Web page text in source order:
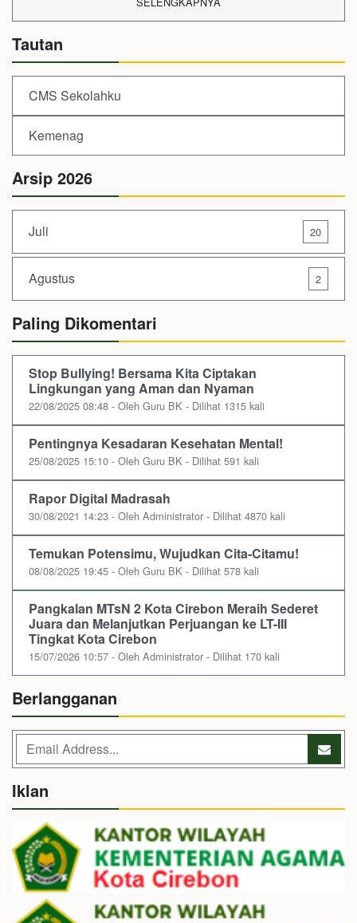
Tautan
CMS Sekolahku
Kemenag
Arsip 2026
Juli 20
Agustus 2
Paling Dikomentari
Stop Bullying! Bersama Kita Ciptakan
Lingkungan yang Aman dan Nyaman
22/08/2025 08:48 - Oleh Guru BK - Dilihat 1315 kali
Pentingnya Kesadaran Kesehatan Mental!
25/08/2025 15:10 - Oleh Guru BK - Dilihat 591 kali
Rapor Digital Madrasah
30/08/2021 14:23 - Oleh Administrator - Dilihat 4870 kali
Temukan Potensimu, Wujudkan Cita-Citamu!
08/08/2025 19:45 - Oleh Guru BK - Dilihat 578 kali
Pangkalan MTsN 2 Kota Cirebon Meraih Sederet
Juara dan Melanjutkan Perjuangan ke LT-III
Tingkat Kota Cirebon
15/07/2026 10:57 - Oleh Administrator - Dilihat 170 kali
Berlangganan
Iklan